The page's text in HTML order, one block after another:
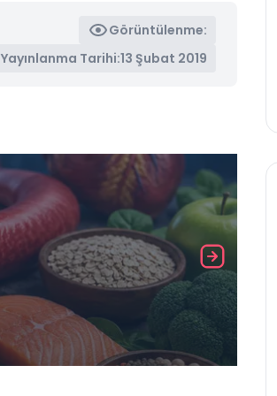
Görüntülenme:
Yayınlanma Tarihi:13 Şubat 2019